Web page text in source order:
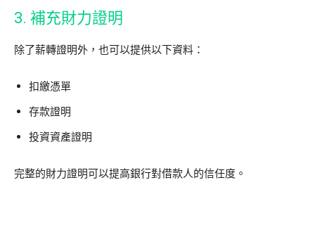
3. 補充財力證明
除了薪轉證明外，也可以提供以下資料：
扣繳憑單
存款證明
投資資產證明
完整的財力證明可以提高銀行對借款人的信任度。